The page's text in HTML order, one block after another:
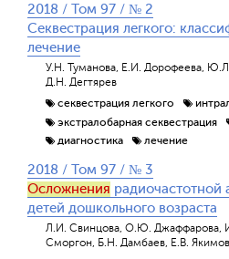
2018 / Том 97 / № 2
Секвестрация легкого:
лечение
У.Н. Туманова, Е.И. Дорофеева,
Д.Н. Дегтярев
секвестрация легкого
экстралобарная секвестрация
диагностика
лечение
2018 / Том 97 / № 3
Осложнения радиочастотной
детей дошкольного возраста
Л.И. Свинцова, О.Ю. Джаффарова,
Сморгон, Б.Н. Дамбаев, Е.В.